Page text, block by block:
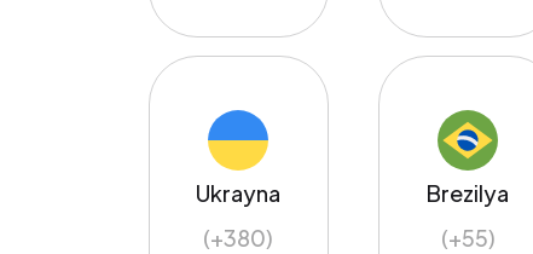
Ukrayna
(+380)
Brezilya
(+55)